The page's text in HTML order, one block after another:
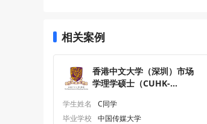
相关案例
香港中文大学（深圳）市场
学理学硕士（CUHK-
枚
学生姓名
C同学
毕业学校
中国传媒大学